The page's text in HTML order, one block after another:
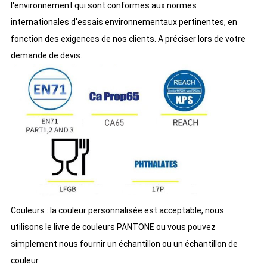
l'environnement qui sont conformes aux normes
internationales d'essais environnementaux pertinentes, en
fonction des exigences de nos clients. A préciser lors de votre
demande de devis.
Couleurs : la couleur personnalisée est acceptable, nous
utilisons le livre de couleurs PANTONE ou vous pouvez
simplement nous fournir un échantillon ou un échantillon de
couleur.